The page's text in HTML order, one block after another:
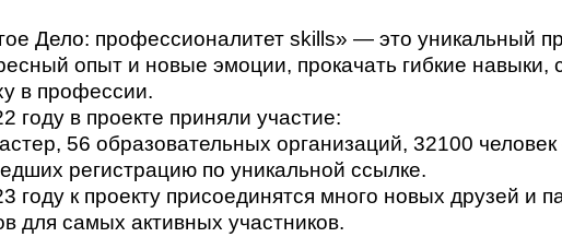
Дело: профессионалитет skills» — это уникальный
опыт и новые эмоции, прокачать гибкие
в профессии.
году в проекте приняли участие:
56 образовательных организаций, 32100
регистрацию по уникальной ссылке.
году к проекту присоединятся много новых друзей и
для самых активных участников.